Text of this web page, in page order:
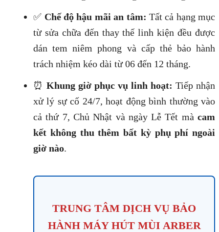
✅ Chế độ hậu mãi an tâm: Tất cả hạng mục
từ sửa chữa đến thay thế linh kiện đều được
dán tem niêm phong và cấp thẻ bảo hành
trách nhiệm kéo dài từ 06 đến 12 tháng.
⏰ Khung giờ phục vụ linh hoạt: Tiếp nhận
xử lý sự cố 24/7, hoạt động bình thường vào
cả thứ 7, Chủ Nhật và ngày Lễ Tết mà cam
kết không thu thêm bất kỳ phụ phí ngoài
giờ nào.
TRUNG TÂM DỊCH VỤ BẢO
HÀNH MÁY HÚT MÙI ARBER